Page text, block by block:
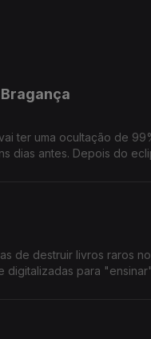
ter uma ocultação de
dias antes. Depois do
de destruir livros raros
digitalizadas para